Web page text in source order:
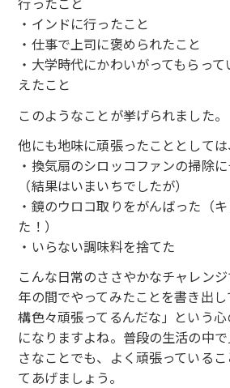
・インドに行ったこと
・仕事で上司に褒められたこと
・大学時代にかわいがってもらっ
えたこと
このようなことが挙げられました。
他にも地味に頑張ったこととしては
・換気扇のシロッコファンの掃除
（結果はいまいちでしたが）
・鏡のウロコ取りをがんばった（
た！）
・いらない調味料を捨てた
こんな日常のささやかなチャレン
年の間でやってみたことを書き出
構色々頑張ってるんだな」という
になりますよね。普段の生活の中
さなことでも、よく頑張っている
てあげましょう。